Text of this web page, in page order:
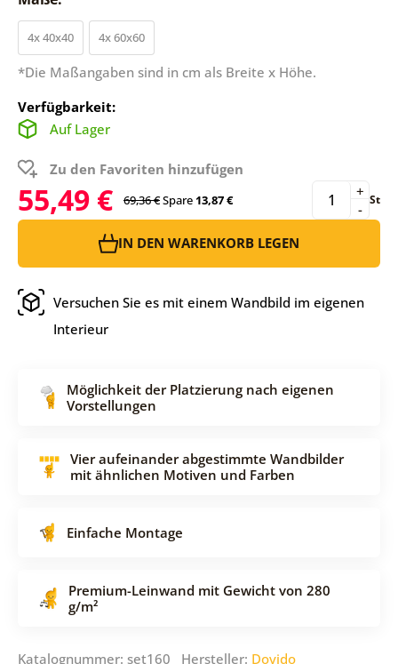
4x 40x40 4x 60x60
*Die Maßangaben sind in cm als Breite x Höhe.
Verfügbarkeit:
Auf Lager
Zu den Favoriten hinzufügen
55,49 € 69,36 €Spare13,87 € -
+ St
IN DEN WARENKORB LEGEN
Versuchen Sie es mit einem Wandbild im eigenen
Interieur
Möglichkeit der Platzierung nach eigenen
Vorstellungen
Vier aufeinander abgestimmte Wandbilder
mit ähnlichen Motiven und Farben
Einfache Montage
Premium-Leinwand mit Gewicht von 280
g/m²
Katalognummer: set160 Hersteller: Dovido